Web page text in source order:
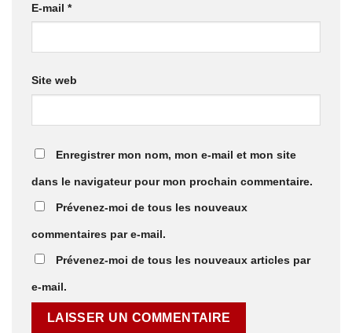
E-mail *
Site web
Enregistrer mon nom, mon e-mail et mon site
dans le navigateur pour mon prochain commentaire.
Prévenez-moi de tous les nouveaux
commentaires par e-mail.
Prévenez-moi de tous les nouveaux articles par
e-mail.